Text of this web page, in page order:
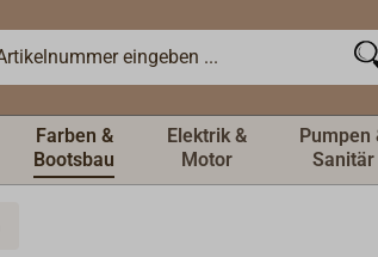
Farben &
Bootsbau
Elektrik &
Motor
Pumpen
Sanitär